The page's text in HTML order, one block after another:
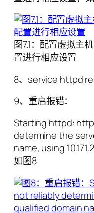
图7.1：配置虚拟主
置进行相应设置
8、service httpd
9、重启报错：
Starting httpd:
determine the
name, using
如图8